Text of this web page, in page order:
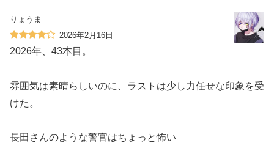
りょうま
2026年2月16日
2026年、43本目。
雰囲気は素晴らしいのに、ラストは少し力任せな印象を受
けた。
長田さんのような警官はちょっと怖い